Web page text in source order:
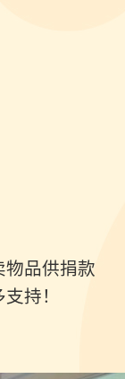
物品供捐款
持！